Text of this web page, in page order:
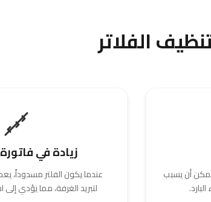
الفلاتر
يمكن أن يسبب
زيادة في
عندما يكون الفلتر مسدوداً،
لتبريد الغرفة، مما يؤدي